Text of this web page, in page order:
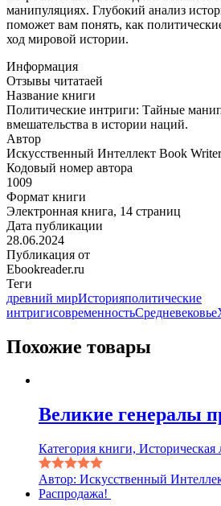
манипуляциях. Глубокий анализ
поможет вам понять, как
ход мировой истории.
Информация
Отзывы читатаей
Название книги
Политические интриги: Тайные
вмешательства в истории наций.
Автор
Искусственный Интеллект Book
Кодовый номер автора
1009
Формат книги
Электронная книга, 14 страниц
Дата публикации
28.06.2024
Публикация от
Ebookreader.ru
Теги
древний мирИсторияполитические
интригисовременностьСредневековье
Похожие товары
Великие генералы
Категория книги, Историческая
Автор: Искусственный
Распродажа!